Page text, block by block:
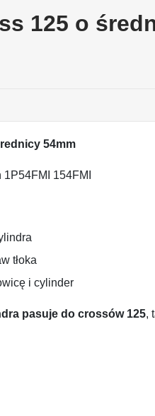
125 o
54mm
154FMI
tłoka
i cylinder
pasuje do crossów 125,